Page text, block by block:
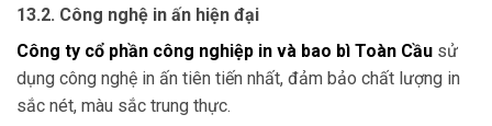
13.2. Công nghệ in ấn hiện đại
Công ty cổ phần công nghiệp in và bao bì Toàn Cầu sử
dụng công nghệ in ấn tiên tiến nhất, đảm bảo chất lượng in
sắc nét, màu sắc trung thực.